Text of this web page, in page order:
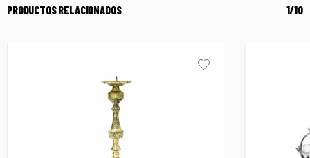
PRODUCTOS RELACIONADOS 1/10